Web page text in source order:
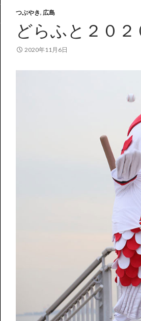
つぶやき, 広島
どらふと２０２
2020年11月6日